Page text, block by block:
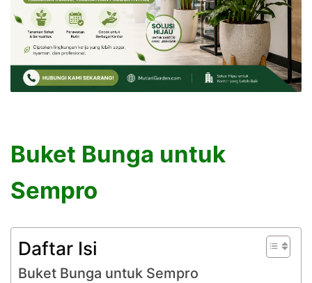
Buket Bunga untuk
Sempro
Daftar Isi
Buket Bunga untuk Sempro